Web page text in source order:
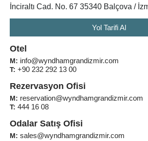
İnciraltı Cad. No. 67 35340 Balçova /
Yol Tarifi Al
Otel
M: info@wyndhamgrandizmir.com
T: +90 232 292 13 00
Rezervasyon Ofisi
M: reservation@wyndhamgrandizmir.com
T: 444 16 08
Odalar Satış Ofisi
M: sales@wyndhamgrandizmir.com